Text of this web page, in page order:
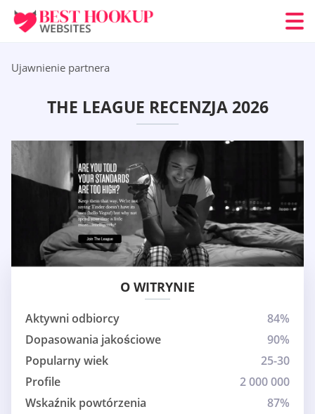
Ujawnienie partnera
THE LEAGUE RECENZJA 2026
O WITRYNIE
Aktywni odbiorcy
84%
Dopasowania jakościowe
90%
Popularny wiek
25-30
Profile
2 000 000
Wskaźnik powtórzenia
87%